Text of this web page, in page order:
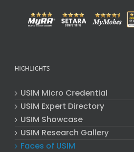
HIGHLIGHTS
USIM Micro Credential
USIM Expert Directory
USIM Showcase
USIM Research Gallery
Faces of USIM